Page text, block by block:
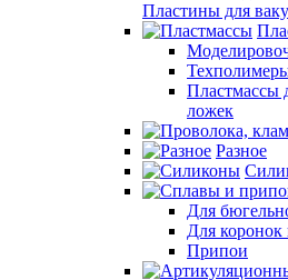
Пластины для
Пластмассы
ложек
Разное
Для
Для коронок
Припои